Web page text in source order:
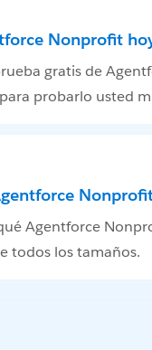
Nonprofit
gratis de
probarlo usted
Agentforce
todos los tamaños.